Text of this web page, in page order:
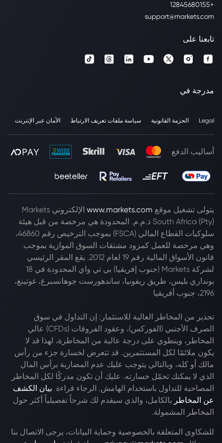
+12845680155
support@markets.com
تابعنا على
مدرجة في
Legal الحزمة القانونية سياسة ملفات تعريف الارتباط الأمان عبر الإنترنت
أساليب الدفع
يتولى تشغيل موقع www.markets.com
الإلكتروني Markets
South Africa (Pty) ذ.م.م. المحدودة هي مرخصة من قبل هيئة
سلوكيات القطاع المالي (FSCA) بموجب الترخيص رقم 46860،
وهي مرخصة للعمل كمزود مشتقات السوق الموازية بموجب
قانون الأسواق المالية رقم 19 لعام 2012. يقع المقر الرئيسي
لشركة Markets (جنوب إفريقيا) بي تي واي المحدودة في 18
بونداري بليس، طريق ريفونيا، ساندهورست جوهانسبرغ، غوتينغ،
2196، جنوب أفريقيا
تحذير من المخاطر العالية للاستثمار: إن التداول في سوق
الصرف الأجنبي (الفوركس)، وعقود الفروقات (CFDs) عالي
المخاطر، وينطوي على درجة عالية من المخاطرة، لهذا قد لا
يكون ملائمًا لكل المستثمرين. قد تتعرض لخسارة جزء من رأس
مالك أو كله، وبالتالي يتوجب عليك عدم المضاربة برأس المال
الذي لا يمكنك تحمّل خسارته. عليك أن تكون مدركًا لكل المخاطر
المصاحبة للتداول باستخدام الهامش. الرجاء قراءة بيان الكشف
عن المخاطر بالكامل، والذي سيقدم لك شرحاً تفصيلياً أكثر حول
المخاطر المشمولة.
للشكاوى المتعلقة بالخصوصية وحماية البيانات، يرجى الاتصال بنا